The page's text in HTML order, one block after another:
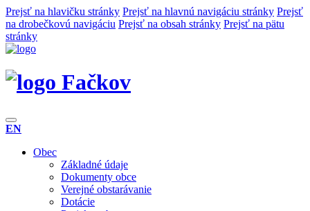
Prejsť na hlavičku stránky Prejsť na hlavnú navigáciu stránky Prejsť
na drobečkovú navigáciu Prejsť na obsah stránky Prejsť na pätu
stránky
Fačkov
EN
Obec
Základné údaje
Dokumenty obce
Verejné obstarávanie
Dotácie